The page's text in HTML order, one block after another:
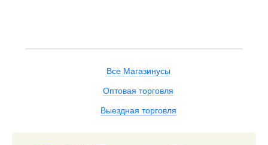
Все Магазинусы
Оптовая торговля
Выездная торговля